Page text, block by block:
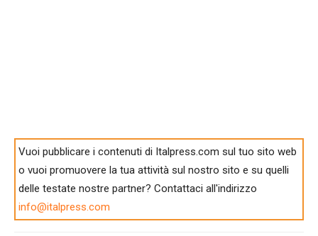
Vuoi pubblicare i contenuti di Italpress.com sul tuo sito web
o vuoi promuovere la tua attività sul nostro sito e su quelli
delle testate nostre partner? Contattaci all'indirizzo
info@italpress.com